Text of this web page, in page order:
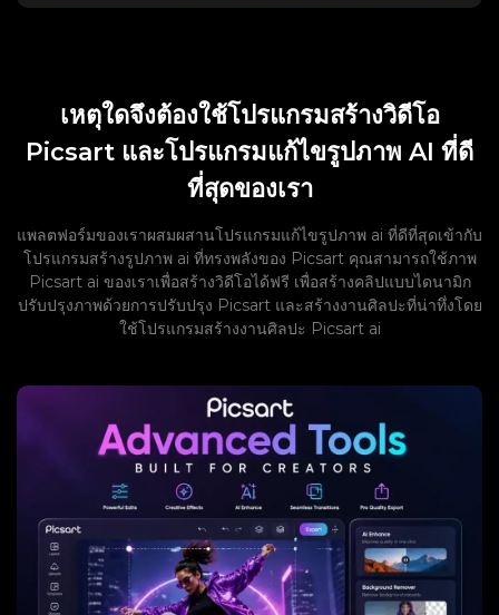
เหตุใดจึงต้องใช้โปรแกรมสร้างวิดีโอ
Picsart และโปรแกรมแก้ไขรูปภาพ AI ที่ดี
ที่สุดของเรา
แพลตฟอร์มของเราผสมผสานโปรแกรมแก้ไขรูปภาพ ai ที่ดีที่สุดเข้ากับ
โปรแกรมสร้างรูปภาพ ai ที่ทรงพลังของ Picsart คุณสามารถใช้ภาพ
Picsart ai ของเราเพื่อสร้างวิดีโอได้ฟรี เพื่อสร้างคลิปแบบไดนามิก
ปรับปรุงภาพด้วยการปรับปรุง Picsart และสร้างงานศิลปะที่น่าทึ่งโดย
ใช้โปรแกรมสร้างงานศิลปะ Picsart ai